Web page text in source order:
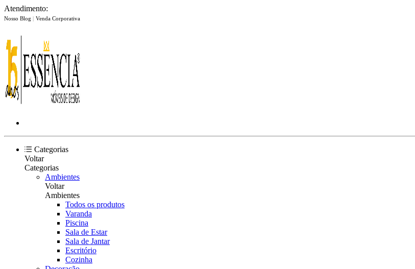
Atendimento:
Nosso Blog | Venda Corporativa
Categorias
Voltar
Categorias
Ambientes
Voltar
Ambientes
Todos os produtos
Varanda
Piscina
Sala de Estar
Sala de Jantar
Escritório
Cozinha